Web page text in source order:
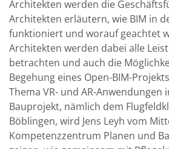
Architekten werden die
Architekten erläutern, wie BIM in
funktioniert und worauf geachtet
Architekten werden dabei alle
betrachten und auch die
Begehung eines Open-BIM-
Thema VR- und AR-Anwendungen
Bauprojekt, nämlich dem
Böblingen, wird Jens Leyh vom
Kompetenzzentrum Planen und